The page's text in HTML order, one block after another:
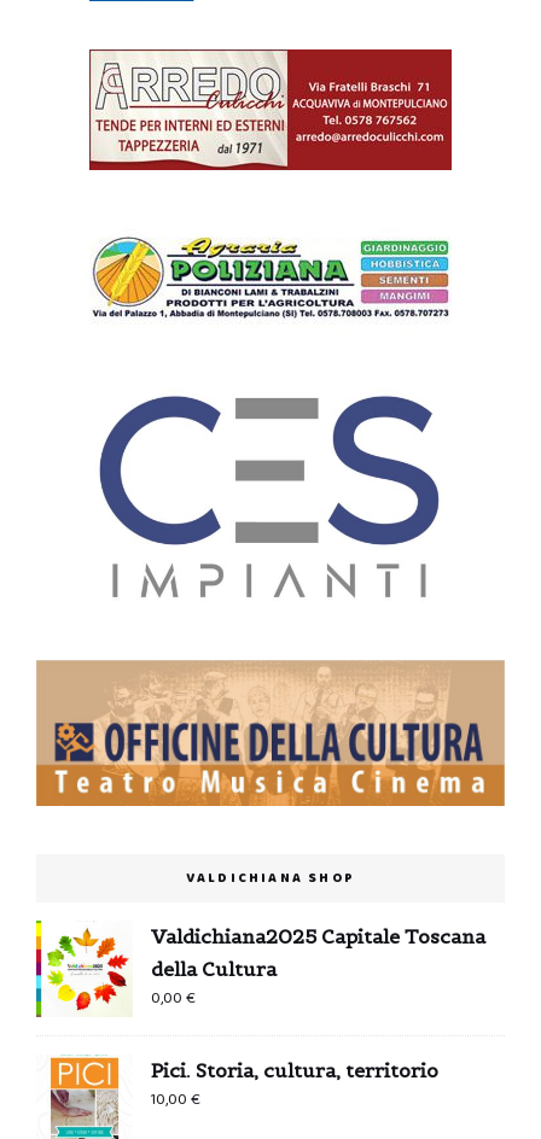
VALDICHIANA SHOP
Valdichiana2025 Capitale Toscana
della Cultura
0,00€
Pici. Storia, cultura, territorio
10,00€